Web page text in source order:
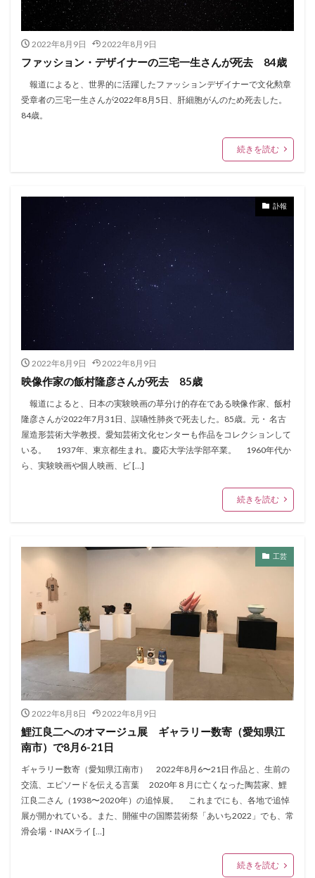
2022年8月9日 2022年8月9日
ファッション・デザイナーの三宅一生さんが死去 84歳
報道によると、世界的に活躍したファッションデザイナーで文化勲章
受章者の三宅一生さんが2022年8月5日、肝細胞がんのため死去した。
84歳。
続きを読む
訃報
2022年8月9日 2022年8月9日
映像作家の飯村隆彦さんが死去 85歳
報道によると、日本の実験映画の草分け的存在である映像作家、飯村
隆彦さんが2022年7月31日、誤嚥性肺炎で死去した。85歳。元・ 名古
屋造形芸術大学教授。愛知芸術文化センターも作品をコレクションして
いる。 1937年、東京都生まれ。慶応大学法学部卒業。 1960年代か
ら、実験映画や個人映画、ビ […]
続きを読む
工芸
2022年8月8日 2022年8月9日
鯉江良二へのオマージュ展 ギャラリー数寄（愛知県江
南市）で8月6-21日
ギャラリー数寄（愛知県江南市） 2022年8月6〜21日 作品と、生前の
交流、エピソードを伝える言葉 2020年８月に亡くなった陶芸家、鯉
江良二さん（1938〜2020年）の追悼展。 これまでにも、各地で追悼
展が開かれている。また、開催中の国際芸術祭「あいち2022」でも、常
滑会場・INAXライ […]
続きを読む